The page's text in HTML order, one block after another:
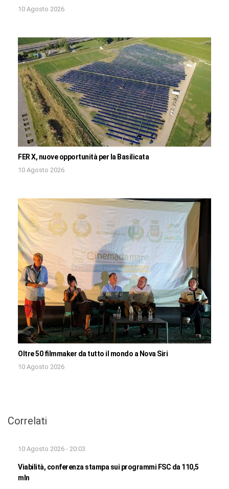
10 Agosto 2026
FER X, nuove opportunità per la Basilicata
10 Agosto 2026
Oltre 50 filmmaker da tutto il mondo a Nova Siri
10 Agosto 2026
Correlati
10 Agosto 2026 - 20:03
Viabilità, conferenza stampa sui programmi FSC da 110,5
mln